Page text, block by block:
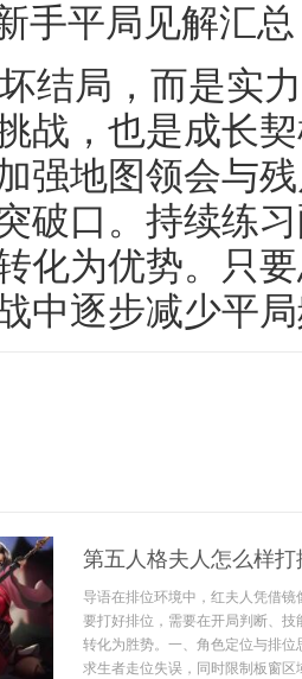
手平局见解汇总
结局，而是实
战，也是成长
强地图领会与
破口。持续练
化为优势。只
中逐步减少平
第五人格夫人怎么样打
导语在排位环境中，红夫人凭借
要打好排位，需要在开局判断、
转化为胜势。一、角色定位与排
求生者走位失误，同时限制板窗